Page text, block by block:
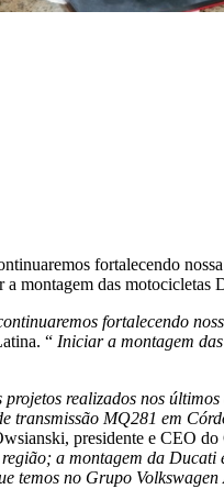
fortalecendo
montagem das
fortalecendo
“ Iniciar a montagem
realizados nos
MQ281 em
presidente e CEO
a montagem da
temos no Grupo